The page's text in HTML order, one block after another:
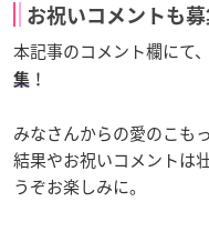
お祝いコメントも募
本記事のコメント欄にて、
集 ！
みなさんからの愛のこも
結果やお祝いコメントは
うぞお楽しみに。